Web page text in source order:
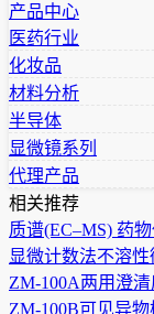
产品中心
医药行业
化妆品
材料分析
半导体
显微镜系列
代理产品
相关推荐
质谱(EC–MS) 药
显微计数法不溶
ZM-100A两用澄
ZM-100B可见异